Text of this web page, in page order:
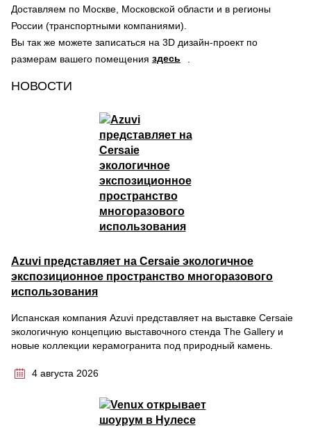
Доставляем по Москве, Московской области и в регионы
России (транспортными компаниями).
Вы так же можете записаться на 3D дизайн-проект по
размерам вашего помещения здесь
НОВОСТИ
Azuvi представляет на Cersaie экологичное
экспозиционное пространство многоразового
использования
Испанская компания Azuvi представляет на выставке Cersaie
экологичную концепцию выставочного стенда The Gallery и
новые коллекции керамогранита под природный камень.
4 августа 2026